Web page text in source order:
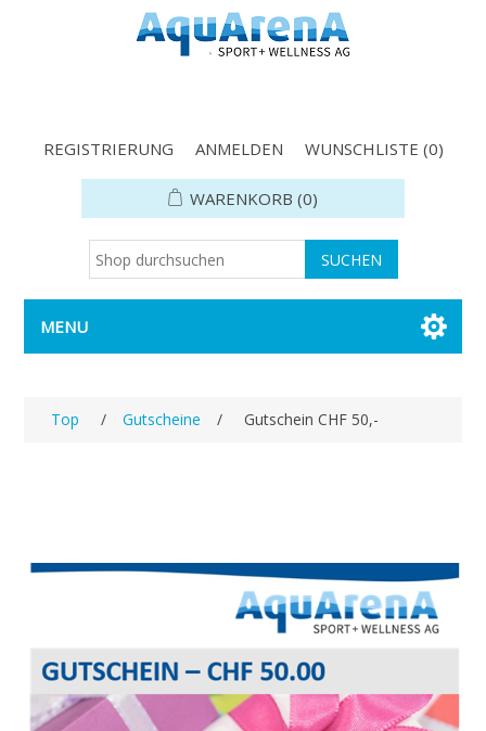
REGISTRIERUNG ANMELDEN WUNSCHLISTE (0)
WARENKORB (0)
MENU
Top / Gutscheine / Gutschein CHF 50,-